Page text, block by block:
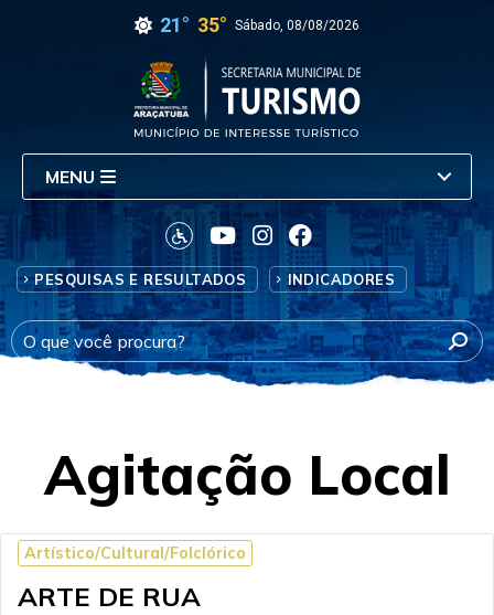
21° 35° Sábado, 08/08/2026
MENU
PESQUISAS E RESULTADOS INDICADORES
Agitação Local
Artístico/Cultural/Folclórico
ARTE DE RUA